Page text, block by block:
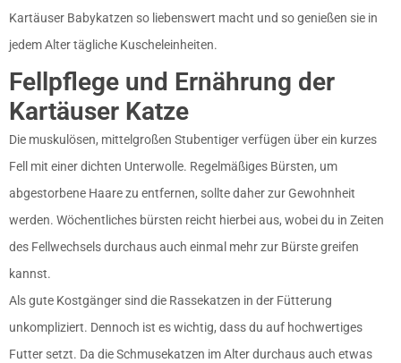
Kartäuser Babykatzen so liebenswert macht und so genießen sie in
jedem Alter tägliche Kuscheleinheiten.
Fellpflege und Ernährung der
Kartäuser Katze
Die muskulösen, mittelgroßen Stubentiger verfügen über ein kurzes
Fell mit einer dichten Unterwolle. Regelmäßiges Bürsten, um
abgestorbene Haare zu entfernen, sollte daher zur Gewohnheit
werden. Wöchentliches bürsten reicht hierbei aus, wobei du in Zeiten
des Fellwechsels durchaus auch einmal mehr zur Bürste greifen
kannst.
Als gute Kostgänger sind die Rassekatzen in der Fütterung
unkompliziert. Dennoch ist es wichtig, dass du auf hochwertiges
Futter setzt. Da die Schmusekatzen im Alter durchaus auch etwas